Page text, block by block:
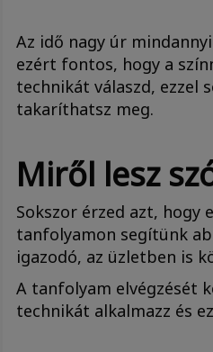
Az idő nagy úr
ezért fontos, hogy a
technikát válaszd, ezzel
takaríthatsz meg.
Miről lesz
Sokszor érzed azt, hogy
tanfolyamon segítünk
igazodó, az üzletben is
A tanfolyam elvégzését
technikát alkalmazz és